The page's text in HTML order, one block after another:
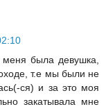
была девушка,
т.е мы были не
ся) и за это моя
закатывала мне